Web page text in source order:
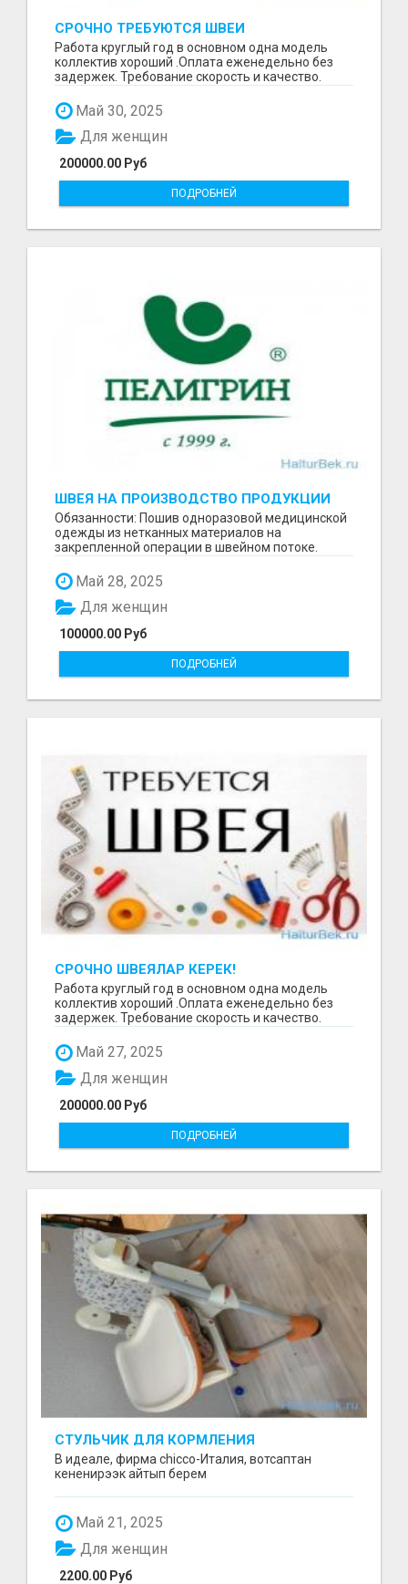
СРОЧНО ТРЕБУЮТСЯ ШВЕИ
Работа круглый год в основном одна модель
коллектив хороший .Оплата еженедельно без
задержек. Требование скорость и качество.
Май 30, 2025
200000.00 Руб
Для женщин
ПОДРОБНЕЙ
ШВЕЯ НА ПРОИЗВОДСТВО ПРОДУКЦИИ
МЕДИЦИНСКОГО НАЗНАЧЕНИЯ
Обязанности: Пошив одноразовой медицинской
одежды из нетканных материалов на
закрепленной операции в швейном потоке.
Май 28, 2025
100000.00 Руб
Для женщин
ПОДРОБНЕЙ
СРОЧНО ШВЕЯЛАР КЕРЕК!
Работа круглый год в основном одна модель
коллектив хороший .Оплата еженедельно без
задержек. Требование скорость и качество.
Май 27, 2025
200000.00 Руб
Для женщин
ПОДРОБНЕЙ
СТУЛЬЧИК ДЛЯ КОРМЛЕНИЯ
В идеале, фирма chicco-Италия, вотсаптан
кененирээк айтып берем
Май 21, 2025
2200.00 Руб
Для женщин